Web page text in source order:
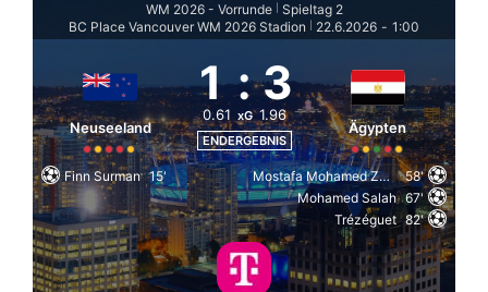
WM 2026 - Vorrunde
Spieltag 2
BC Place Vancouver WM 2026 Stadion
22.6.2026 - 1:00
Neuseeland
1 : 3
0.61 xG 1.96
ENDERGEBNIS
Ägypten
Finn Surman 15' Mostafa Mohamed Zaki
58'
Mohamed Salah 67'
Trézéguet 82'